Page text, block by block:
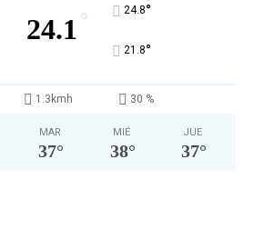
24.1 ° 24.8°
21.8°
1.3kmh 30 %
MAR
37°
MIÉ
38°
JUE
37°